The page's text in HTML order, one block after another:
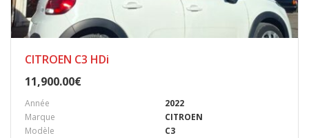
CITROEN C3 HDi
11,900.00€
Année
2022
Marque
CITROEN
Modèle
C3